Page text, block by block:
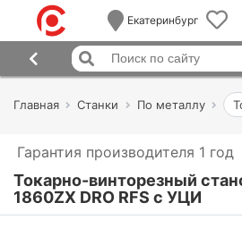
Екатеринбург
Главная Станки По металлу
Гарантия производителя 1 год
Токарно-винторезный
1860ZX DRO RFS c УЦИ